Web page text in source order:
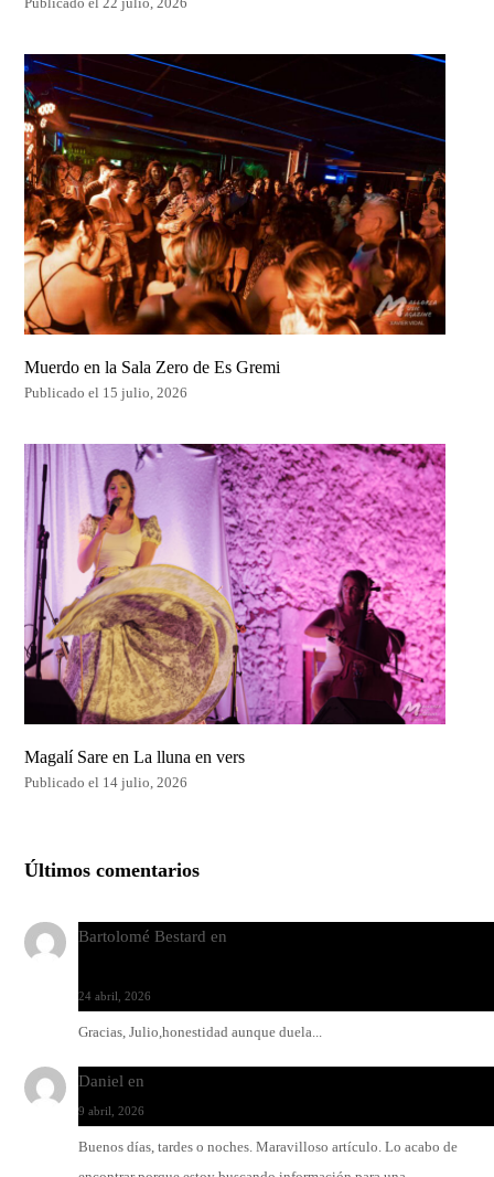
Muerdo en la Sala Zero de Es Gremi
Publicado el 15 julio, 2026
Magalí Sare en La lluna en vers
Publicado el 14 julio, 2026
Últimos comentarios
Bartolomé Bestard en
24 abril, 2026
Gracias, Julio,honestidad aunque duela...
Daniel en
9 abril, 2026
Buenos días, tardes o noches. Maravilloso artículo. Lo acabo de